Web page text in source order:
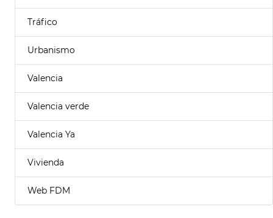
Tráfico
Urbanismo
Valencia
Valencia verde
Valencia Ya
Vivienda
Web FDM